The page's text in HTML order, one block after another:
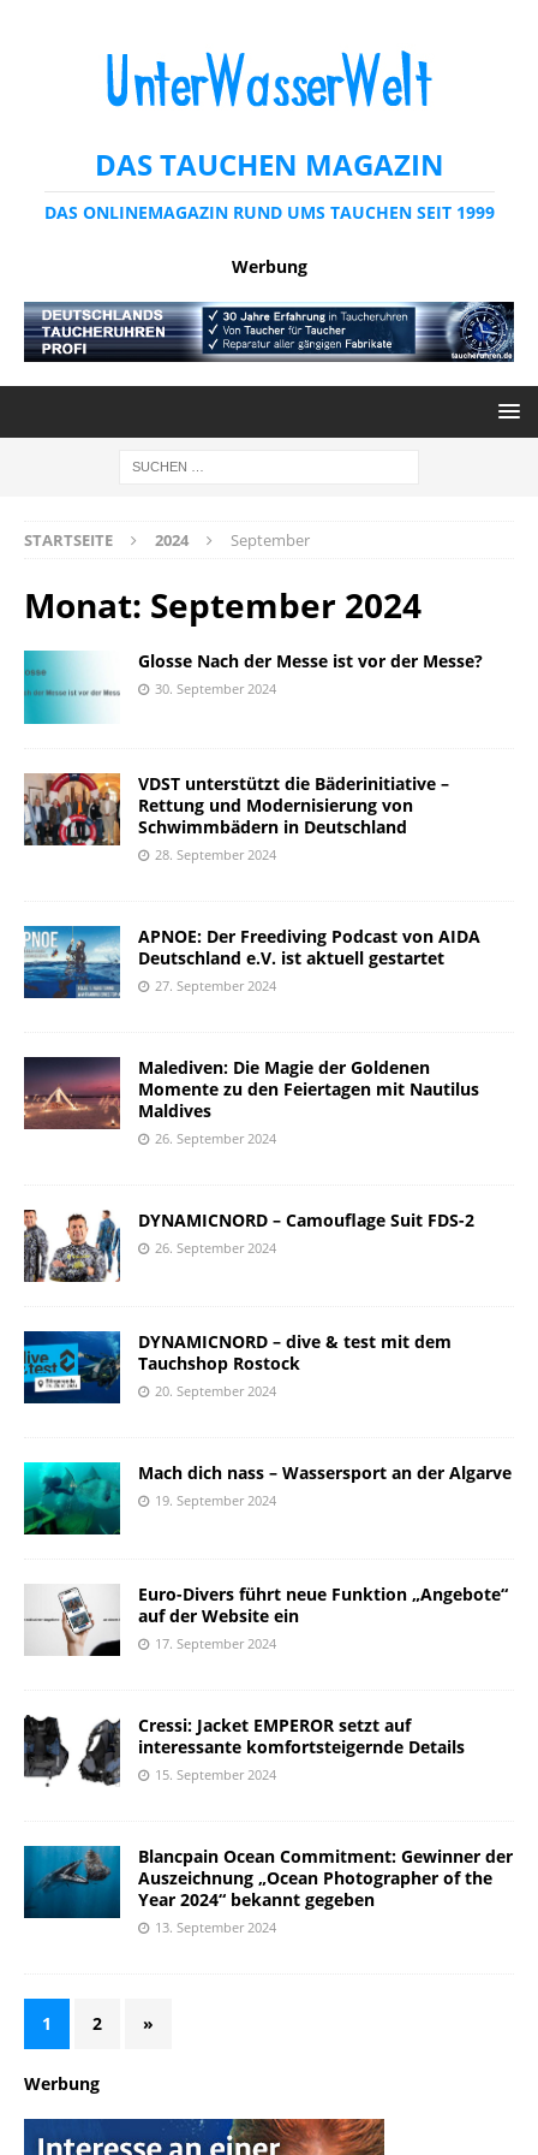
DAS TAUCHEN MAGAZIN
DAS ONLINEMAGAZIN RUND UMS TAUCHEN SEIT 1999
Werbung
STARTSEITE 2024 September
Monat: September 2024
Glosse Nach der Messe ist vor der Messe?
30. September 2024
VDST unterstützt die Bäderinitiative –
Rettung und Modernisierung von
Schwimmbädern in Deutschland
28. September 2024
APNOE: Der Freediving Podcast von AIDA
Deutschland e.V. ist aktuell gestartet
27. September 2024
Malediven: Die Magie der Goldenen
Momente zu den Feiertagen mit Nautilus
Maldives
26. September 2024
DYNAMICNORD – Camouflage Suit FDS-2
26. September 2024
DYNAMICNORD – dive & test mit dem
Tauchshop Rostock
20. September 2024
Mach dich nass – Wassersport an der Algarve
19. September 2024
Euro-Divers führt neue Funktion „Angebote“
auf der Website ein
17. September 2024
Cressi: Jacket EMPEROR setzt auf
interessante komfortsteigernde Details
15. September 2024
Blancpain Ocean Commitment: Gewinner der
Auszeichnung „Ocean Photographer of the
Year 2024“ bekannt gegeben
13. September 2024
1 2 »
Werbung